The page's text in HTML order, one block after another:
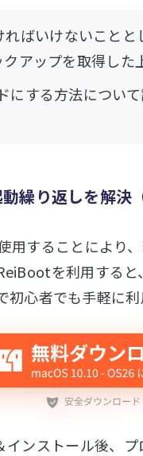
ばいけないこと
アップを取得した
する方法につい
り返しを解決
用することにより
を利用する
心者でも手軽に利
ンストール後、